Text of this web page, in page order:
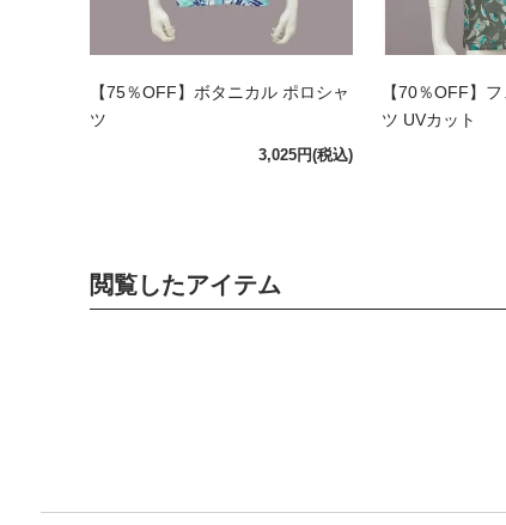
【75％OFF】ボタニカル ポロシャ
ツ
3,025円(税込)
【70％OFF】
ツ UVカット
閲覧したアイテム